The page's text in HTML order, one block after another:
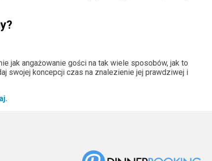
jak angażowanie gości na tak wiele sposobów, jak to
swojej koncepcji czas na znalezienie jej prawdziwej i